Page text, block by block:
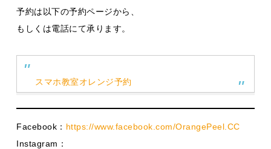
予約は以下の予約ページから、
もしくは電話にて承ります。
スマホ教室オレンジ予約
Facebook： https://www.facebook.com/OrangePeel.CC
Instagram：